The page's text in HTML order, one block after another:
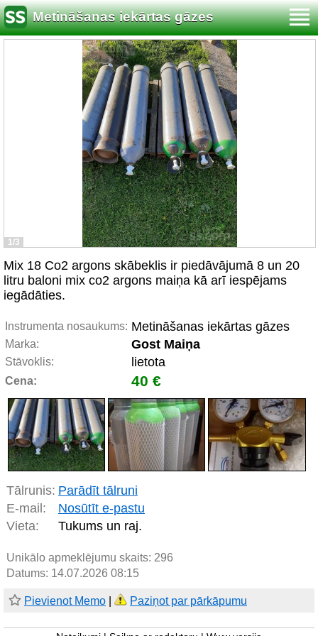
Metināšanas iekārtas gāzes
1/3
Mix 18 Co2 argons skābeklis ir piedāvājumā 8 un 20
litru baloni mix co2 argons maiņa kā arī iespējams
iegādāties.
Instrumenta nosaukums: Metināšanas iekārtas gāzes
Marka: Gost Maiņa
Stāvoklis: lietota
Cena: 40 €
Tālrunis: Parādīt tālruni
E-mail:
Nosūtīt e-pastu
Vieta:
Tukums un raj.
Unikālo apmeklējumu skaits: 296
Datums: 14.07.2026 08:15
Pievienot Memo Paziņot par pārkāpumu